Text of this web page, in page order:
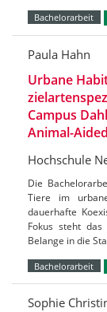
Bachelorarbeit
Paula Hahn
Urbane
Campus
Animal-
Hochschule
Die
Tiere im
dauerhafte
Fokus steht das
Belange in die
Bachelorarbeit
Sophie